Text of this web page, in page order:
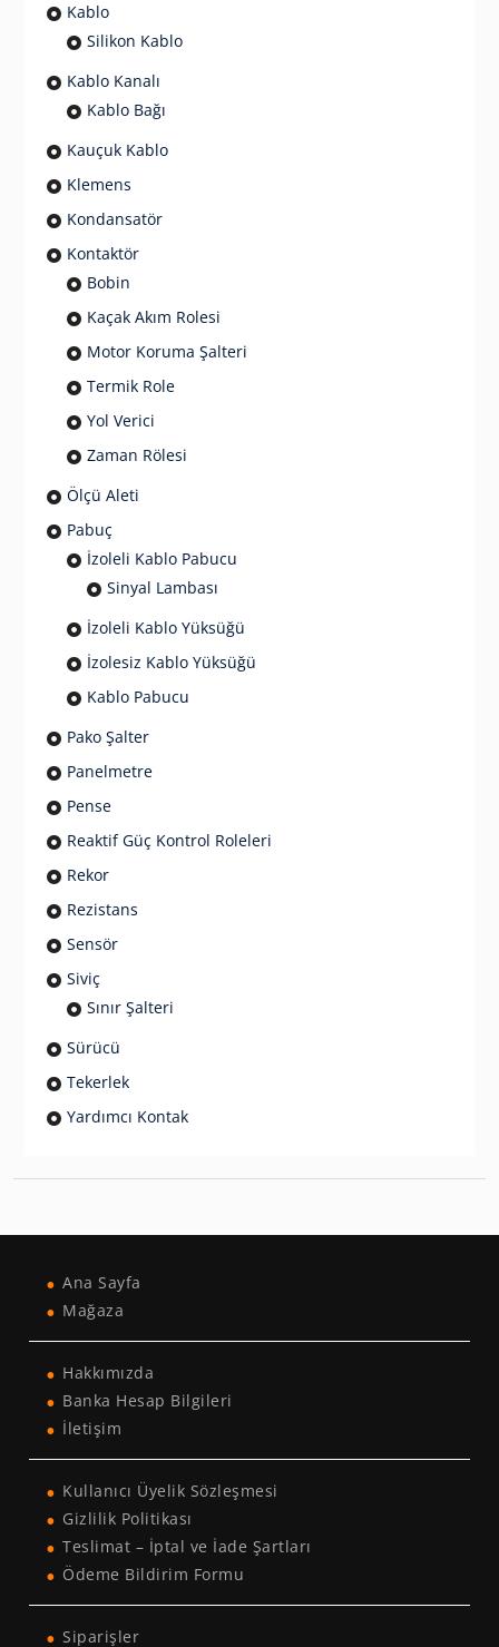
Kablo
Silikon Kablo
Kablo Kanalı
Kablo Bağı
Kauçuk Kablo
Klemens
Kondansatör
Kontaktör
Bobin
Kaçak Akım Rolesi
Motor Koruma Şalteri
Termik Role
Yol Verici
Zaman Rölesi
Ölçü Aleti
Pabuç
İzoleli Kablo Pabucu
Sinyal Lambası
İzoleli Kablo Yüksüğü
İzolesiz Kablo Yüksüğü
Kablo Pabucu
Pako Şalter
Panelmetre
Pense
Reaktif Güç Kontrol Roleleri
Rekor
Rezistans
Sensör
Siviç
Sınır Şalteri
Sürücü
Tekerlek
Yardımcı Kontak
Ana Sayfa
Mağaza
Hakkımızda
Banka Hesap Bilgileri
İletişim
Kullanıcı Üyelik Sözleşmesi
Gizlilik Politikası
Teslimat – İptal ve İade Şartları
Ödeme Bildirim Formu
Siparişler